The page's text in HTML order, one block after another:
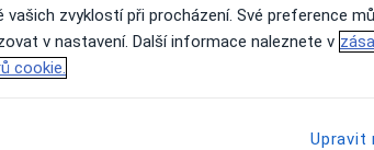
nejsou k dispozici
informace o svých službách.
vašich zvyklostí při procházení. Své preference
v nastavení. Další informace naleznete v
cookie.
Upravit